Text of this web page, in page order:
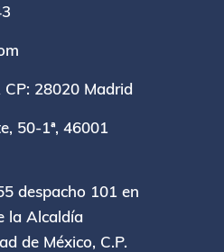
CP: 28020 Madrid
50-1ª, 46001
despacho 101 en
la Alcaldía
de México, C.P.